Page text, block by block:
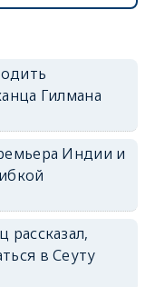
Гилмана
Индии и
рассказал,
в Сеуту